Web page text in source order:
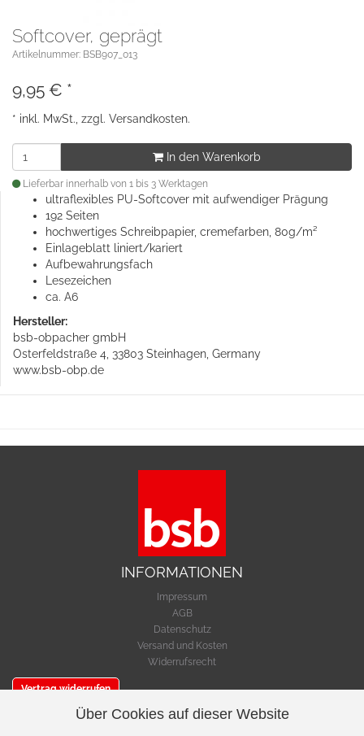
Softcover, geprägt
Artikelnummer: BSB907_013
9,95 € *
* inkl. MwSt., zzgl. Versandkosten.
In den Warenkorb
Lieferbar innerhalb von 1 bis 3 Werktagen
ultraflexibles PU-Softcover mit aufwendiger Prägung
192 Seiten
hochwertiges Schreibpapier, cremefarben, 80g/m²
Einlageblatt liniert/kariert
Aufbewahrungsfach
Lesezeichen
ca. A6
Hersteller:
bsb-obpacher gmbH
Osterfeldstraße 4, 33803 Steinhagen, Germany
www.bsb-obp.de
INFORMATIONEN
Impressum
AGB
Datenschutz
Versand und Kosten
Widerrufsrecht
Vertrag widerrufen
SERVICE
Über Cookies auf dieser Website